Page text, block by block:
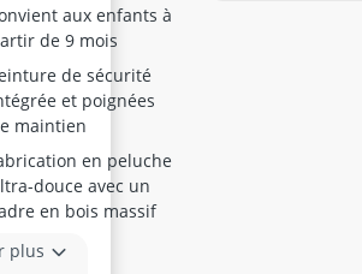
aux enfants à
de 9 mois
de sécurité
et poignées
maintien
en peluche
douce avec un
en bois massif
plus